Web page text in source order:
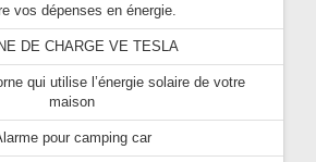
vos dépenses en énergie.
DE CHARGE VE TESLA
qui utilise l’énergie solaire de votre
maison
pour camping car